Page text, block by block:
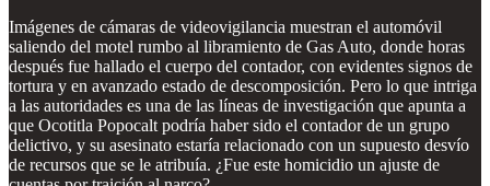
Imágenes de cámaras de videovigilancia muestran el automóvil
saliendo del motel rumbo al libramiento de Gas Auto, donde horas
después fue hallado el cuerpo del contador, con evidentes signos de
tortura y en avanzado estado de descomposición. Pero lo que intriga
a las autoridades es una de las líneas de investigación que apunta a
que Ocotitla Popocalt podría haber sido el contador de un grupo
delictivo, y su asesinato estaría relacionado con un supuesto desvío
de recursos que se le atribuía. ¿Fue este homicidio un ajuste de